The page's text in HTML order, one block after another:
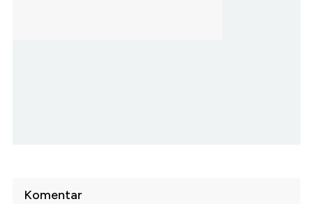
Komentar